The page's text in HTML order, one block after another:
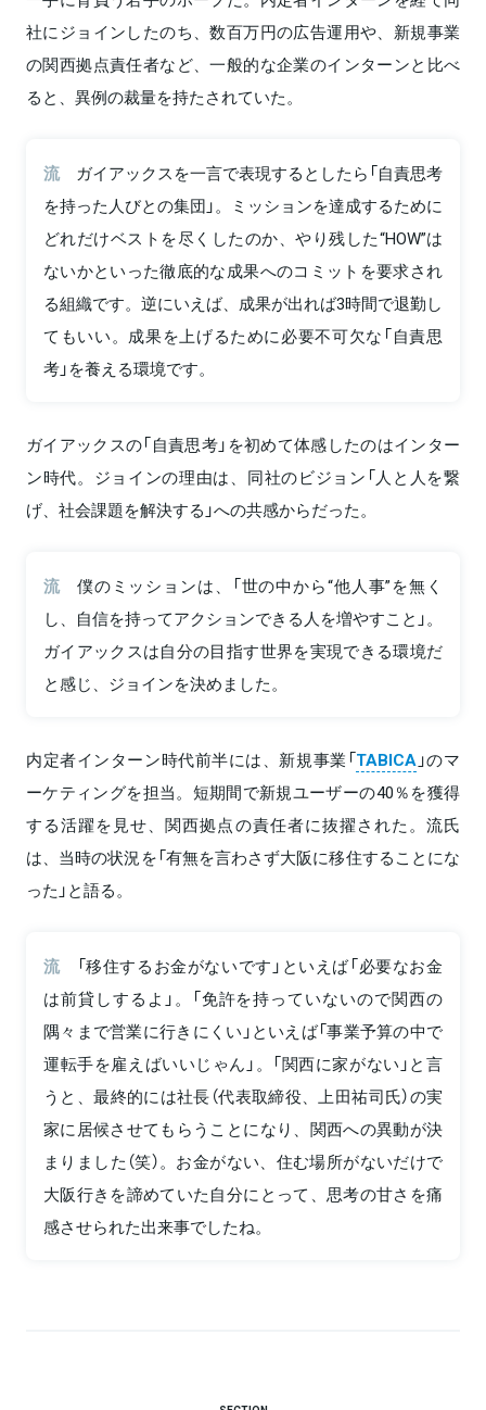
社にジョインしたのち、数百万円の広告運用や、新規事業
の関西拠点責任者など、一般的な企業のインターンと比べ
ると、異例の裁量を持たされていた。
流
ガイアックスを一言で表現するとしたら「自責思考
を持った人びとの集団」。ミッションを達成するために
どれだけベストを尽くしたのか、やり残した“HOW”は
ないかといった徹底的な成果へのコミットを要求され
る組織です。逆にいえば、成果が出れば3時間で退勤し
てもいい。成果を上げるために必要不可欠な「自責思
考」を養える環境です。
ガイアックスの「自責思考」を初めて体感したのはインター
ン時代。ジョインの理由は、同社のビジョン「人と人を繋
げ、社会課題を解決する」への共感からだった。
流
僕のミッションは、「世の中から“他人事”を無く
し、自信を持ってアクションできる人を増やすこと」。
ガイアックスは自分の目指す世界を実現できる環境だ
と感じ、ジョインを決めました。
内定者インターン時代前半には、新規事業「TABICA 」のマ
ーケティングを担当。短期間で新規ユーザーの40％を獲得
する活躍を見せ、関西拠点の責任者に抜擢された。流氏
は、当時の状況を「有無を言わさず大阪に移住することにな
った」と語る。
流
「移住するお金がないです」といえば「必要なお金
は前貸しするよ」。「免許を持っていないので関西の
隅々まで営業に行きにくい」といえば「事業予算の中で
運転手を雇えばいいじゃん」。「関西に家がない」と言
うと、最終的には社長（代表取締役、上田祐司氏）の実
家に居候させてもらうことになり、関西への異動が決
まりました（笑）。お金がない、住む場所がないだけで
大阪行きを諦めていた自分にとって、思考の甘さを痛
感させられた出来事でしたね。